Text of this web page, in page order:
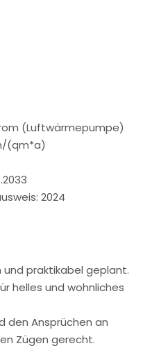
(Luftwärmepumpe)
(qm*a)
2024
und praktikabel geplant.
helles und wohnliches
den Ansprüchen an
Zügen gerecht.